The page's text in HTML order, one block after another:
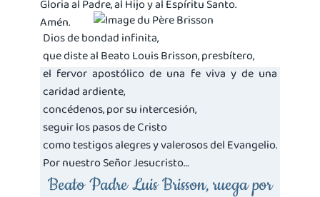
Gloria al Padre, al Hijo y al Espíritu Santo.
Amén.
Dios de bondad infinita,
que diste al Beato Louis Brisson, presbítero,
el fervor apostólico de una fe viva y de una
caridad ardiente,
concédenos, por su intercesión,
seguir los pasos de Cristo
como testigos alegres y valerosos del Evangelio.
Por nuestro Señor Jesucristo…
Beato Padre Luis Brisson, ruega por